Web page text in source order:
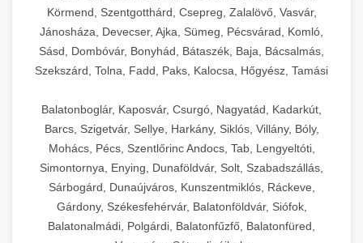
Körmend, Szentgotthárd, Csepreg, Zalalövő, Vasvár,
Jánosháza, Devecser, Ajka, Sümeg, Pécsvárad, Komló,
Sásd, Dombóvár, Bonyhád, Bátaszék, Baja, Bácsalmás,
Szekszárd, Tolna, Fadd, Paks, Kalocsa, Hőgyész, Tamási
Balatonboglár, Kaposvár, Csurgó, Nagyatád, Kadarkút,
Barcs, Szigetvár, Sellye, Harkány, Siklós, Villány, Bóly,
Mohács, Pécs, Szentlőrinc Andocs, Tab, Lengyeltóti,
Simontornya, Enying, Dunaföldvár, Solt, Szabadszállás,
Sárbogárd, Dunaújváros, Kunszentmiklós, Ráckeve,
Gárdony, Székesfehérvár, Balatonföldvár, Siófok,
Balatonalmádi, Polgárdi, Balatonfűzfő, Balatonfüred,